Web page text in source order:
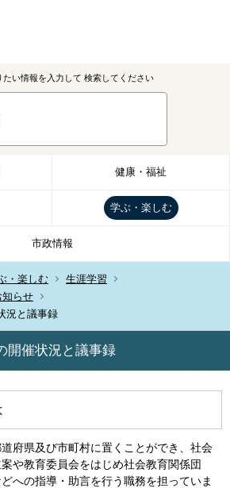
たい情報を入力して 検索してください
健康・福祉
学ぶ・楽しむ
市政情報
・楽しむ
生涯学習
知らせ
況と議事録
開催状況と議事録
府県及び市町村に置くことができ、社会
や教育委員会をはじめ社会教育関係団
への指導・助言を行う職務を担っていま